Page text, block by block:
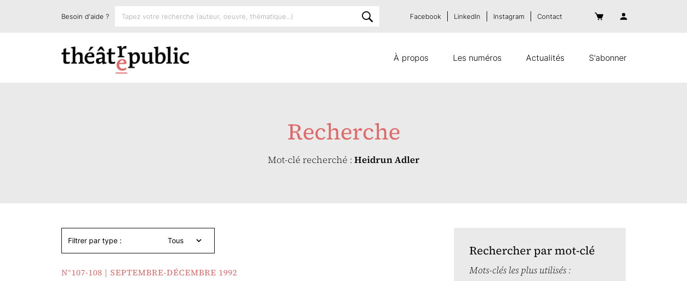
À propos Les numéros Actualités S'abonner
Besoin d'aide ? Facebook LinkedIn Instagram Contact
Recherche
Mot-clé recherché : Heidrun Adler
Filtrer par type : Tous
N°107-108 | SEPTEMBRE-DÉCEMBRE 1992
Rechercher par mot-clé
Mots-clés les plus utilisés :